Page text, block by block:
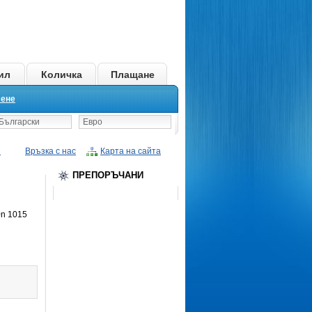
Количка Плащане
Евро
Връзка с нас Карта на сайта
ПРЕПОРЪЧАНИ
1015